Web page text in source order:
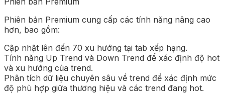
Phiên bản Premium cung cấp các tính năng nâng cao
hơn, bao gồm:
Cập nhật lên đến 70 xu hướng tại tab xếp hạng.
Tính năng Up Trend và Down Trend để xác định độ hot
và xu hướng của trend.
Phân tích dữ liệu chuyên sâu về trend để xác định mức
độ phù hợp giữa thương hiệu và các trend đang hot.